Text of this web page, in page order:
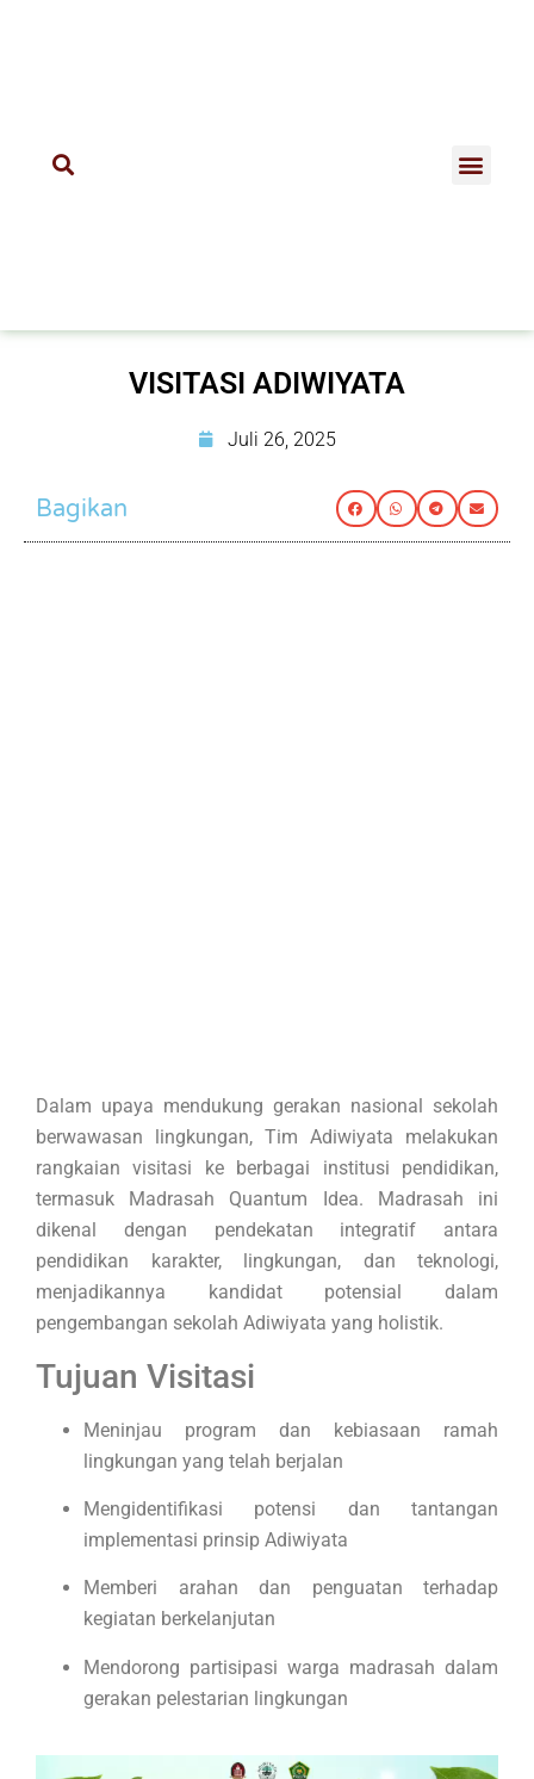
VISITASI ADIWIYATA
Juli 26, 2025
Bagikan
Dalam upaya mendukung gerakan nasional sekolah
berwawasan lingkungan, Tim Adiwiyata melakukan
rangkaian visitasi ke berbagai institusi pendidikan,
termasuk Madrasah Quantum Idea. Madrasah ini
dikenal dengan pendekatan integratif antara
pendidikan karakter, lingkungan, dan teknologi,
menjadikannya kandidat potensial dalam
pengembangan sekolah Adiwiyata yang holistik.
Tujuan Visitasi
Meninjau program dan kebiasaan ramah
lingkungan yang telah berjalan
Mengidentifikasi potensi dan tantangan
implementasi prinsip Adiwiyata
Memberi arahan dan penguatan terhadap
kegiatan berkelanjutan
Mendorong partisipasi warga madrasah dalam
gerakan pelestarian lingkungan